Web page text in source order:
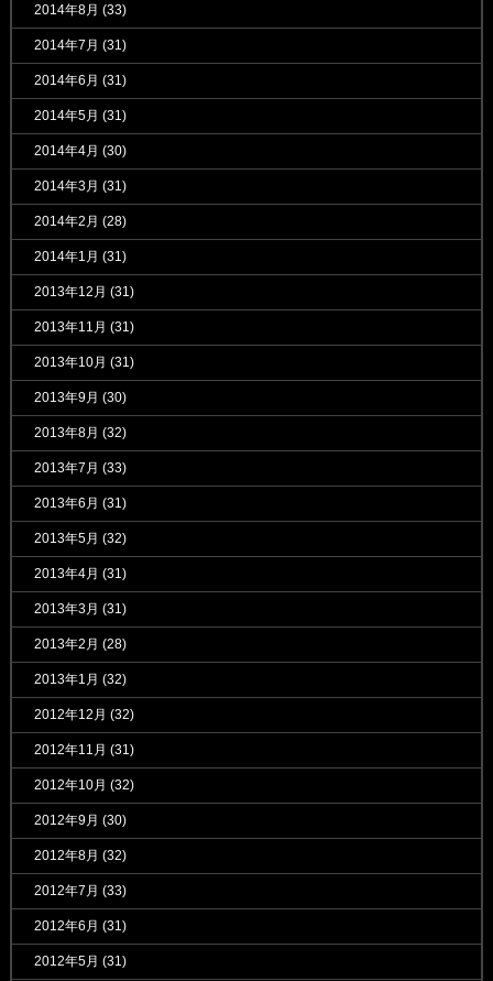
2014年8月 (33)
2014年7月 (31)
2014年6月 (31)
2014年5月 (31)
2014年4月 (30)
2014年3月 (31)
2014年2月 (28)
2014年1月 (31)
2013年12月 (31)
2013年11月 (31)
2013年10月 (31)
2013年9月 (30)
2013年8月 (32)
2013年7月 (33)
2013年6月 (31)
2013年5月 (32)
2013年4月 (31)
2013年3月 (31)
2013年2月 (28)
2013年1月 (32)
2012年12月 (32)
2012年11月 (31)
2012年10月 (32)
2012年9月 (30)
2012年8月 (32)
2012年7月 (33)
2012年6月 (31)
2012年5月 (31)